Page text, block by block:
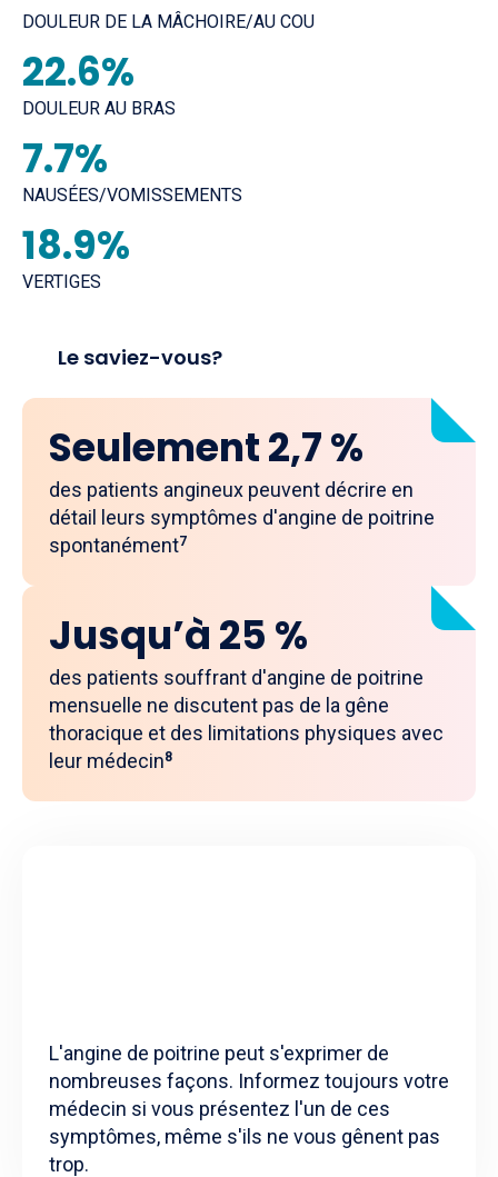
DOULEUR DE LA MÂCHOIRE/AU COU
22.6%
DOULEUR AU BRAS
7.7%
NAUSÉES/VOMISSEMENTS
18.9%
VERTIGES
Le saviez-vous?
Seulement 2,7 %
des patients angineux peuvent décrire en
détail leurs symptômes d'angine de poitrine
spontanément7
Jusqu’à 25 %
des patients souffrant d'angine de poitrine
mensuelle ne discutent pas de la gêne
thoracique et des limitations physiques avec
leur médecin8
L'angine de poitrine peut s'exprimer de
nombreuses façons. Informez toujours votre
médecin si vous présentez l'un de ces
symptômes, même s'ils ne vous gênent pas
trop.